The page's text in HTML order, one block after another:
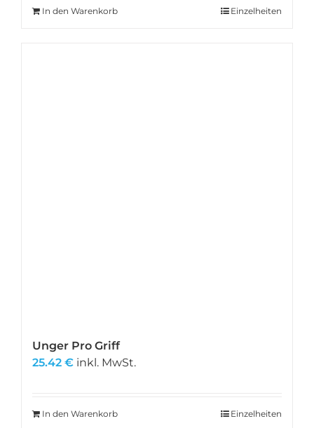
In den Warenkorb Einzelheiten
Unger Pro Griff
25.42 € inkl. MwSt.
In den Warenkorb Einzelheiten